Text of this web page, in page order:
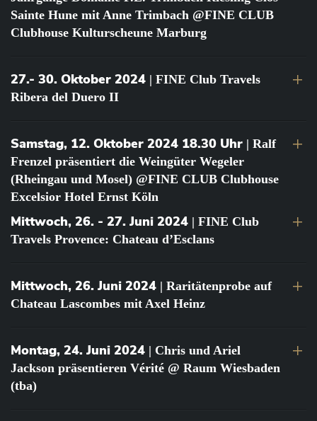
Sainte Hune mit Anne Trimbach @FINE CLUB
Clubhouse Kulturscheune Marburg
27.- 30. Oktober 2024 | FINE Club Travels
Ribera del Duero II
Samstag, 12. Oktober 2024 18.30 Uhr | Ralf
Frenzel präsentiert die Weingüter Wegeler
(Rheingau und Mosel) @FINE CLUB Clubhouse
Excelsior Hotel Ernst Köln
Mittwoch, 26. - 27. Juni 2024 | FINE Club
Travels Provence: Chateau d’Esclans
Mittwoch, 26. Juni 2024 | Raritätenprobe auf
Chateau Lascombes mit Axel Heinz
Montag, 24. Juni 2024 | Chris und Ariel
Jackson präsentieren Vérité @ Raum Wiesbaden
(tba)